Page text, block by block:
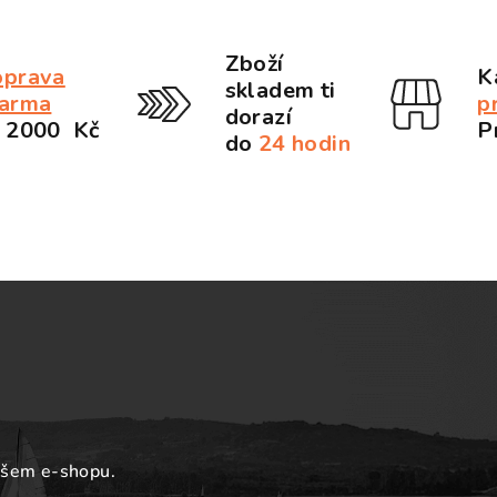
2000 Kč
Zboží
skladem ti
dorazí
do 24 hodin
e-shopu.